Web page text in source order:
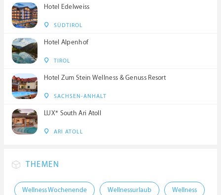
Hotel Edelweiss
SÜDTIROL
Hotel Alpenhof
TIROL
Hotel Zum Stein Wellness & Genuss Resort
SACHSEN-ANHALT
LUX* South Ari Atoll
ARI ATOLL
THEMEN
Wellness Wochenende Wellnessurlaub Wellness